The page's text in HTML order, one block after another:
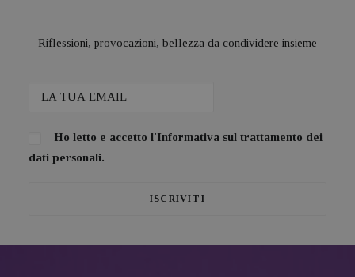
Riflessioni, provocazioni, bellezza da condividere insieme
Ho letto e accetto l'Informativa sul trattamento dei
dati personali.